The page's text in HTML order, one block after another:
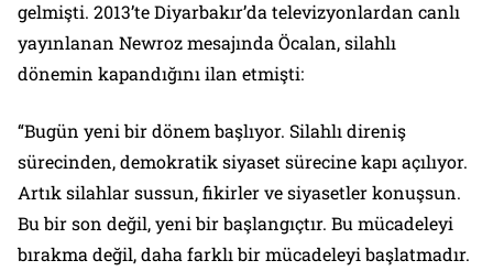
gelmişti. 2013’te Diyarbakır’da televizyonlardan canlı
yayınlanan Newroz mesajında Öcalan, silahlı
dönemin kapandığını ilan etmişti:
“Bugün yeni bir dönem başlıyor. Silahlı direniş
sürecinden, demokratik siyaset sürecine kapı açılıyor.
Artık silahlar sussun, fikirler ve siyasetler konuşsun.
Bu bir son değil, yeni bir başlangıçtır. Bu mücadeleyi
bırakma değil, daha farklı bir mücadeleyi başlatmadır.